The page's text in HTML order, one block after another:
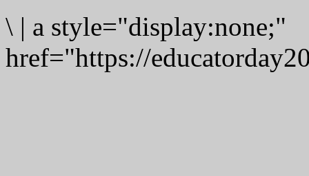
\ | a style="display:none;"
href="https://